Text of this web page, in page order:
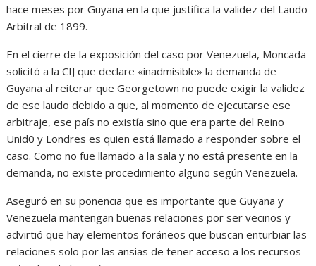
hace meses por Guyana en la que justifica la validez del Laudo
Arbitral de 1899.
En el cierre de la exposición del caso por Venezuela, Moncada
solicitó a la CIJ que declare «inadmisible» la demanda de
Guyana al reiterar que Georgetown no puede exigir la validez
de ese laudo debido a que, al momento de ejecutarse ese
arbitraje, ese país no existía sino que era parte del Reino
Unid0 y Londres es quien está llamado a responder sobre el
caso. Como no fue llamado a la sala y no está presente en la
demanda, no existe procedimiento alguno según Venezuela.
Aseguró en su ponencia que es importante que Guyana y
Venezuela mantengan buenas relaciones por ser vecinos y
advirtió que hay elementos foráneos que buscan enturbiar las
relaciones solo por las ansias de tener acceso a los recursos